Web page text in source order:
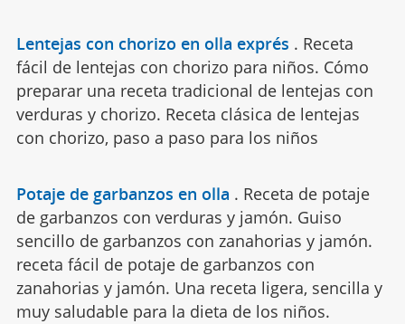
Lentejas con chorizo en olla exprés . Receta
fácil de lentejas con chorizo para niños. Cómo
preparar una receta tradicional de lentejas con
verduras y chorizo. Receta clásica de lentejas
con chorizo, paso a paso para los niños
Potaje de garbanzos en olla . Receta de potaje
de garbanzos con verduras y jamón. Guiso
sencillo de garbanzos con zanahorias y jamón.
receta fácil de potaje de garbanzos con
zanahorias y jamón. Una receta ligera, sencilla y
muy saludable para la dieta de los niños.